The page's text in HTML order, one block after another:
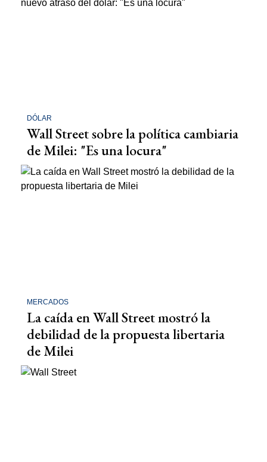
DÓLAR
Wall Street sobre la política cambiaria
de Milei: "Es una locura"
MERCADOS
La caída en Wall Street mostró la
debilidad de la propuesta libertaria
de Milei